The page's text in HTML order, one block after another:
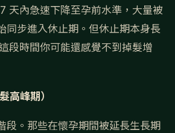
天內急速下降至孕前水準，大量被
同步進入休止期。但休止期本身長
段時間你可能還感覺不到掉髮增
高峰期）
段。那些在懷孕期間被延長生長期